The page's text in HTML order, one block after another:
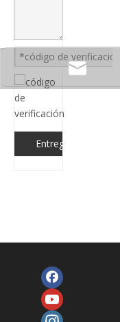
Entregar